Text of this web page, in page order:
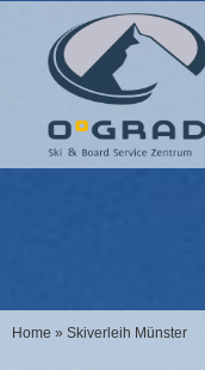
Home » Skiverleih Münster